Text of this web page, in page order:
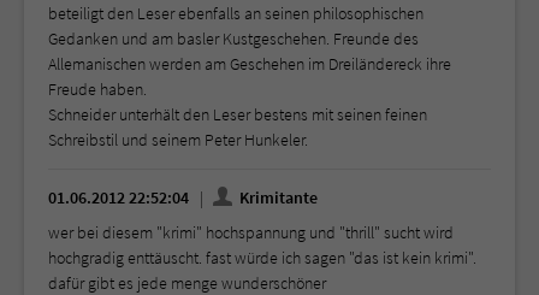
beteiligt den Leser ebenfalls an seinen philosophischen
Gedanken und am basler Kustgeschehen. Freunde des
Allemanischen werden am Geschehen im Dreiländereck ihre
Freude haben.
Schneider unterhält den Leser bestens mit seinen feinen
Schreibstil und seinem Peter Hunkeler.
01.06.2012 22:52:04
Krimitante
wer bei diesem "krimi" hochspannung und "thrill" sucht wird
hochgradig enttäuscht. fast würde ich sagen "das ist kein krimi".
dafür gibt es jede menge wunderschöner